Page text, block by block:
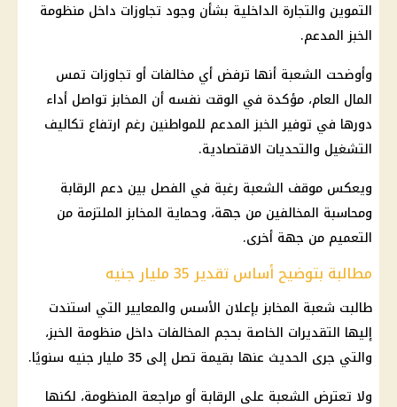
التموين والتجارة الداخلية بشأن وجود تجاوزات داخل منظومة
الخبز المدعم.
وأوضحت الشعبة أنها ترفض أي مخالفات أو تجاوزات تمس
المال العام، مؤكدة في الوقت نفسه أن المخابز تواصل أداء
دورها في توفير الخبز المدعم للمواطنين رغم ارتفاع تكاليف
التشغيل والتحديات الاقتصادية.
ويعكس موقف الشعبة رغبة في الفصل بين دعم الرقابة
ومحاسبة المخالفين من جهة، وحماية المخابز الملتزمة من
التعميم من جهة أخرى.
مطالبة بتوضيح أساس تقدير 35 مليار جنيه
طالبت شعبة المخابز بإعلان الأسس والمعايير التي استندت
إليها التقديرات الخاصة بحجم المخالفات داخل منظومة الخبز،
والتي جرى الحديث عنها بقيمة تصل إلى 35 مليار جنيه سنويًا.
ولا تعترض الشعبة على الرقابة أو مراجعة المنظومة، لكنها